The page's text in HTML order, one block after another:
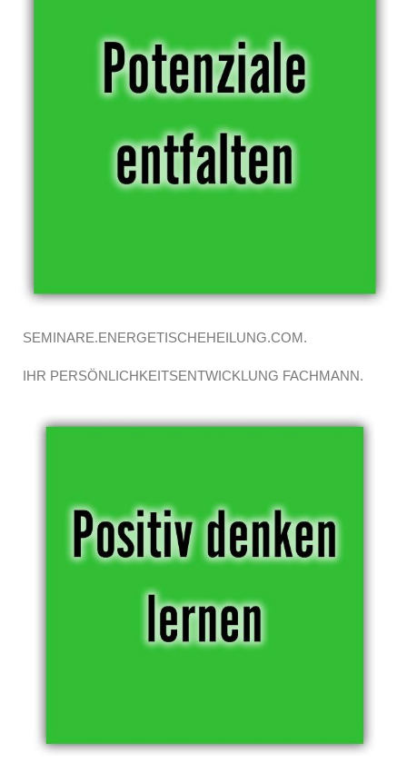
SEMINARE.ENERGETISCHEHEILUNG.COM.
IHR PERSÖNLICHKEITSENTWICKLUNG FACHMANN.